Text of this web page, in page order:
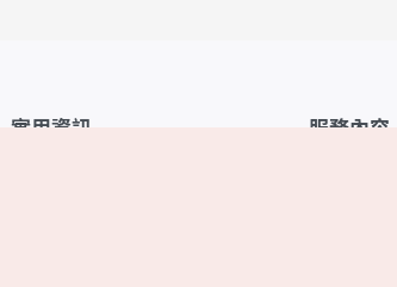
實用資訊 服務內容